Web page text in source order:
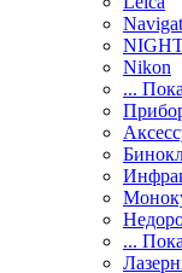
Nikon
...
...